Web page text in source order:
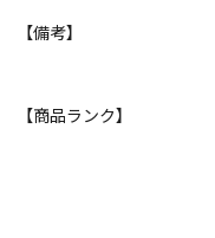
【備考】
【商品ランク】